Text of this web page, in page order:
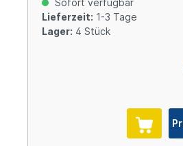
Sofort verfügbar
Lieferzeit: 1-3 Tage
Lager: 4 Stück